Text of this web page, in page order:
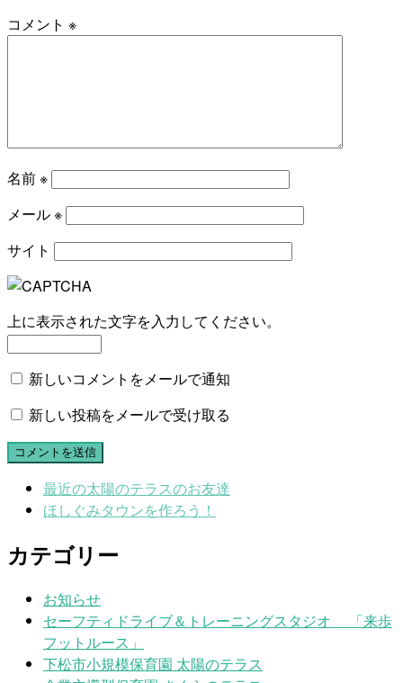
コメント ※
名前※
メール※
サイト
上に表示された文字を入力してください。
新しいコメントをメールで通知
新しい投稿をメールで受け取る
最近の太陽のテラスのお友達
ほしぐみタウンを作ろう！
カテゴリー
お知らせ
セーフティドライブ＆トレーニングスタジオ 「来歩
フットルース」
下松市小規模保育園 太陽のテラス